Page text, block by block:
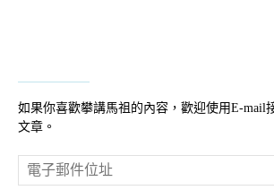
如果你喜歡攀講馬祖的內容，歡迎使用E-mail
文章。
電
子